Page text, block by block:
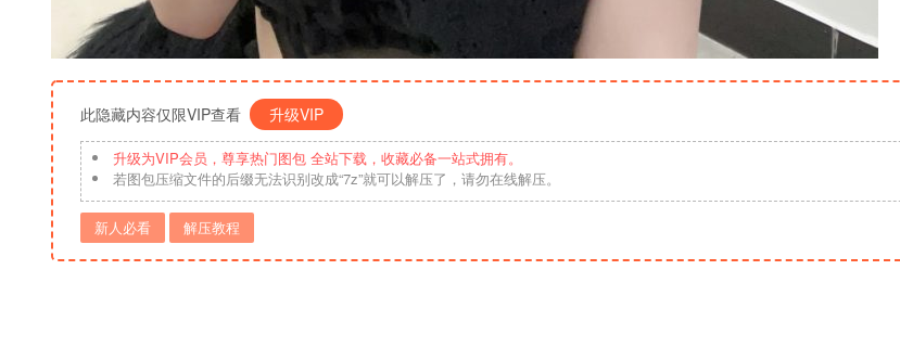
此隐藏内容仅限VIP查看 升级VIP
升级为VIP会员，尊享热门图包 全站下载，收藏必备一站式拥有。
若图包压缩文件的后缀无法识别改成“7z”就可以解压了，请勿在线解压。
新人必看 解压教程